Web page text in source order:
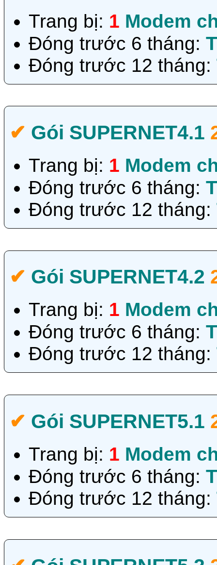
Trang bị: 1 Modem
Đóng trước 6 tháng:
Đóng trước 12 tháng:
✔‎ Gói SUPERNET4.1
Trang bị: 1 Modem
Đóng trước 6 tháng:
Đóng trước 12 tháng:
✔‎ Gói SUPERNET4.2
Trang bị: 1 Modem
Đóng trước 6 tháng:
Đóng trước 12 tháng:
✔‎ Gói SUPERNET5.1
Trang bị: 1 Modem
Đóng trước 6 tháng:
Đóng trước 12 tháng: